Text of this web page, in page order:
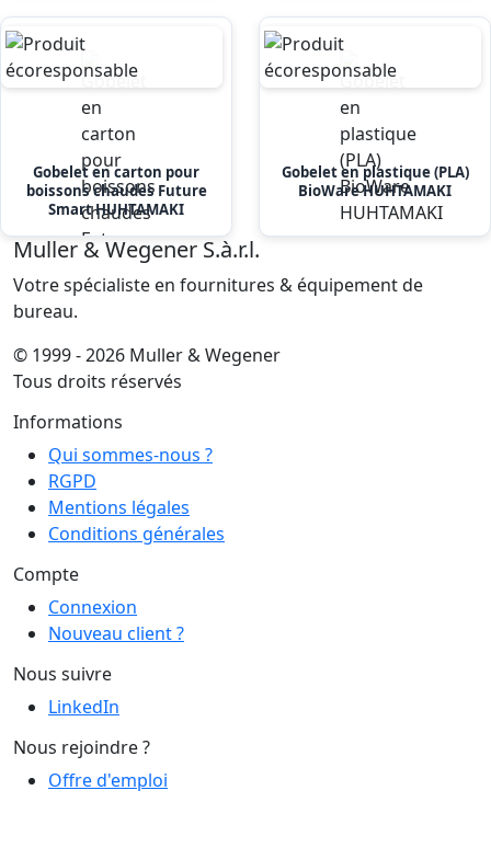
Gobelet en carton pour
boissons chaudes Future
Smart HUHTAMAKI
Gobelet en plastique (PLA)
BioWare HUHTAMAKI
Muller & Wegener S.à.r.l.
Votre spécialiste en fournitures & équipement de
bureau.
© 1999 - 2026 Muller & Wegener
Tous droits réservés
Informations
Qui sommes-nous ?
RGPD
Mentions légales
Conditions générales
Compte
Connexion
Nouveau client ?
Nous suivre
LinkedIn
Nous rejoindre ?
Offre d'emploi